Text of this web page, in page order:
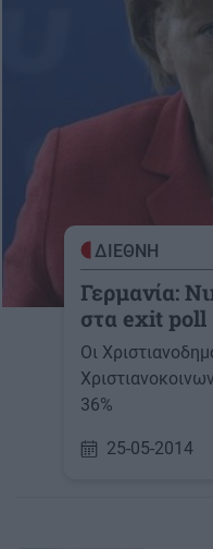
ΔΙΕΘΝΗ
Γερμανία:
στα exit poll
Οι
36%
25-05-2014